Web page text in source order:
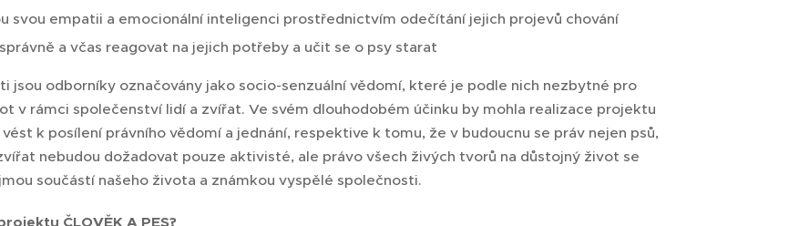
svou empatii a emocionální inteligenci prostřednictvím odečítání jejich projevů chování
a včas reagovat na jejich potřeby a učit se o psy starat
jsou odborníky označovány jako socio-senzuální vědomí, které je podle nich nezbytné pro
v rámci společenství lidí a zvířat. Ve svém dlouhodobém účinku by mohla realizace projektu
vést k posílení právního vědomí a jednání, respektive k tomu, že v budoucnu se práv nejen psů,
nebudou dožadovat pouze aktivisté, ale právo všech živých tvorů na důstojný život se
součástí našeho života a známkou vyspělé společnosti.
ČLOVĚK A PES?